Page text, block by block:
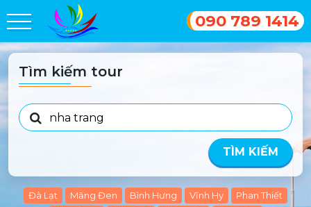
090 789 1414
Tìm kiếm tour
TÌM KIẾM
Đà Lạt Măng Đen Bình Hưng Vĩnh Hy
Phan Thiết